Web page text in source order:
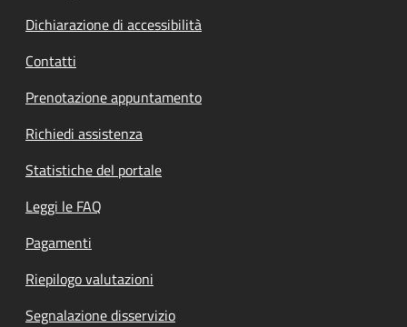
Dichiarazione di accessibilità
Contatti
Prenotazione appuntamento
Richiedi assistenza
Statistiche del portale
Leggi le FAQ
Pagamenti
Riepilogo valutazioni
Segnalazione disservizio